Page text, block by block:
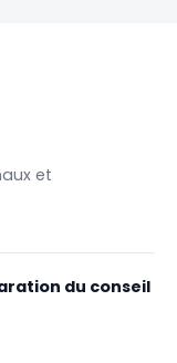
et
du conseil